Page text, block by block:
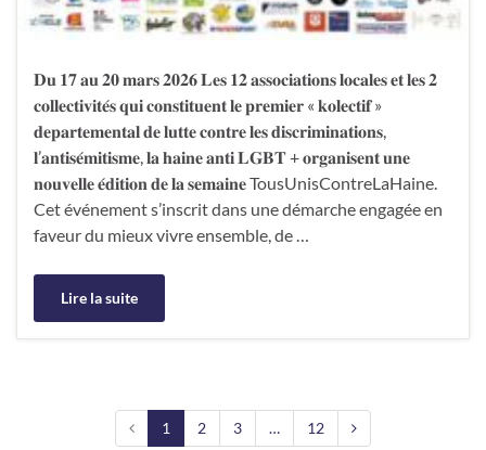
𝐃𝐮 𝟏𝟕 𝐚𝐮 𝟐𝟎 𝐦𝐚𝐫𝐬 𝟐𝟎𝟐𝟔 𝐋𝐞𝐬 𝟏𝟐 𝐚𝐬𝐬𝐨𝐜𝐢𝐚𝐭𝐢𝐨𝐧𝐬 𝐥𝐨𝐜𝐚𝐥𝐞𝐬 𝐞𝐭 𝐥𝐞𝐬 𝟐
𝐜𝐨𝐥𝐥𝐞𝐜𝐭𝐢𝐯𝐢𝐭𝐞́𝐬 𝐪𝐮𝐢 𝐜𝐨𝐧𝐬𝐭𝐢𝐭𝐮𝐞𝐧𝐭 𝐥𝐞 𝐩𝐫𝐞𝐦𝐢𝐞𝐫 « 𝐤𝐨𝐥𝐞𝐜𝐭𝐢𝐟 »
𝐝𝐞𝐩𝐚𝐫𝐭𝐞𝐦𝐞𝐧𝐭𝐚𝐥 𝐝𝐞 𝐥𝐮𝐭𝐭𝐞 𝐜𝐨𝐧𝐭𝐫𝐞 𝐥𝐞𝐬 𝐝𝐢𝐬𝐜𝐫𝐢𝐦𝐢𝐧𝐚𝐭𝐢𝐨𝐧𝐬,
𝐥’𝐚𝐧𝐭𝐢𝐬𝐞́𝐦𝐢𝐭𝐢𝐬𝐦𝐞, 𝐥𝐚 𝐡𝐚𝐢𝐧𝐞 𝐚𝐧𝐭𝐢 𝐋𝐆𝐁𝐓 + 𝐨𝐫𝐠𝐚𝐧𝐢𝐬𝐞𝐧𝐭 𝐮𝐧𝐞
𝐧𝐨𝐮𝐯𝐞𝐥𝐥𝐞 𝐞́𝐝𝐢𝐭𝐢𝐨𝐧 𝐝𝐞 𝐥𝐚 𝐬𝐞𝐦𝐚𝐢𝐧𝐞 TousUnisContreLaHaine.
Cet événement s’inscrit dans une démarche engagée en
faveur du mieux vivre ensemble, de …
Lire la suite
1 2 3 … 12